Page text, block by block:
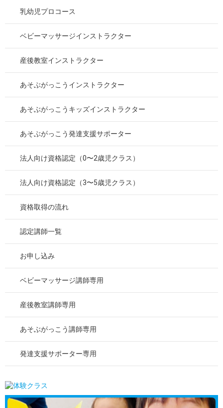
乳幼児プロコース
ベビーマッサージインストラクター
産後教室インストラクター
あそぶがっこうインストラクター
あそぶがっこうキッズインストラクター
あそぶがっこう発達支援サポーター
法人向け資格認定（0〜2歳児クラス）
法人向け資格認定（3〜5歳児クラス）
資格取得の流れ
認定講師一覧
お申し込み
ベビーマッサージ講師専用
産後教室講師専用
あそぶがっこう講師専用
発達支援サポーター専用